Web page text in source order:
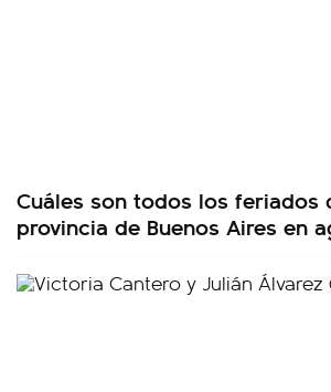
Cuáles son todos los feriados
provincia de Buenos Aires en